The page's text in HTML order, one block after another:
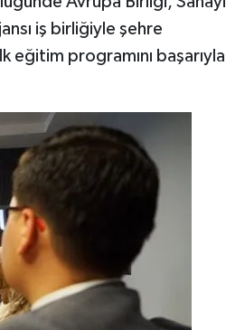
iş birliğiyle şehre
eğitim programını başarıyla